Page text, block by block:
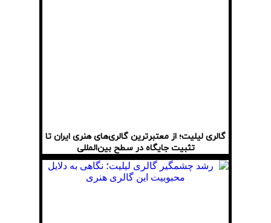
گالری لیلیت؛ از معتبرترین گالری‌های هنری ایران تا
تثبیت جایگاه در سطح بین‌المللی